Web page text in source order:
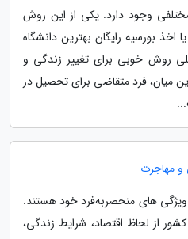
مختلفی وجود دارد. یکی از این روش
اخذ بورسیه رایگان بهترین دانشگاه
روش خوبی برای تغییر زندگی و
میان، فرد متقاضی برای تحصیل در
و مهاجرت
ویژگی های منحصربه‌فرد خود هستند.
از لحاظ اقتصاد، شرایط زندگی،